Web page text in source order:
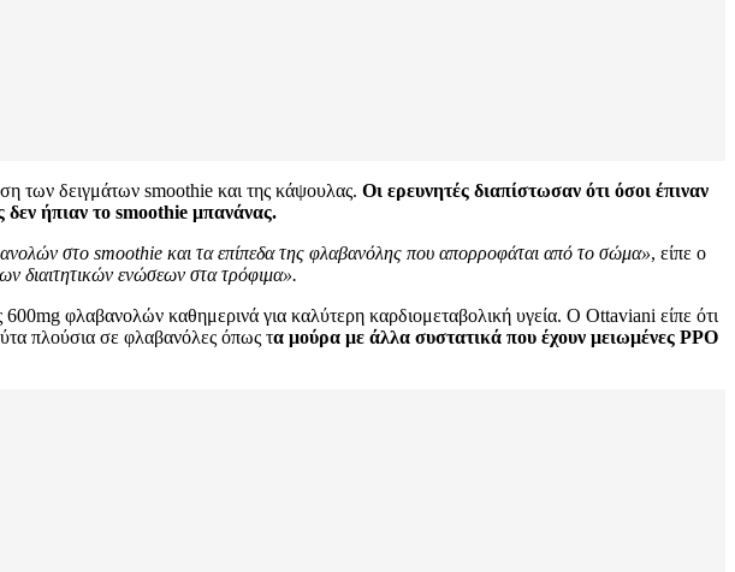
των δειγμάτων smoothie και της κάψουλας. Οι ερευνητές διαπίστωσαν ότι όσοι έπιναν
ήπιαν το smoothie μπανάνας.
στο smoothie και τα επίπεδα της φλαβανόλης που απορροφάται από το σώμα», είπε ο
διαιτητικών ενώσεων στα τρόφιμα».
φλαβανολών καθημερινά για καλύτερη καρδιομεταβολική υγεία. Ο Ottaviani είπε ότι
πλούσια σε φλαβανόλες όπως τα μούρα με άλλα συστατικά που έχουν μειωμένες PPO